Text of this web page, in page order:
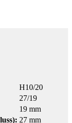
H10/20
27/19
19 mm
27 mm